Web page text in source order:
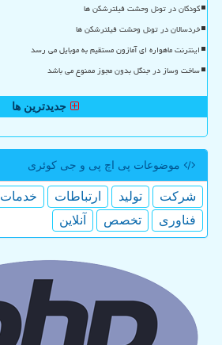
کودکان در تونل وحشت فیلترشکن ها
خردسالان در تونل وحشت فیلترشکن ها
اینترنت ماهواره ای آمازون مستقیم به موبایل می رسد
ساخت وساز در جنگل بدون مجوز ممنوع می باشد
جدیدترین ها
موضوعات پی اچ پی و جی كوئری
شركت تولید ارتباطات خدمات
فناوری
تخصص آنلاین